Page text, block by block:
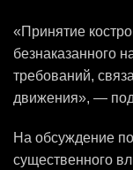
«Принятие
безнаказанного
требований,
движения», —
На обсуждение
существенного